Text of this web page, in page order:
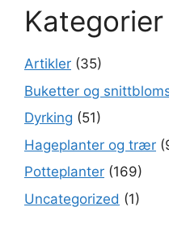
Kategorier
Artikler (35)
Buketter og
Dyrking (51)
Hageplanter og trær
Potteplanter (169)
Uncategorized (1)